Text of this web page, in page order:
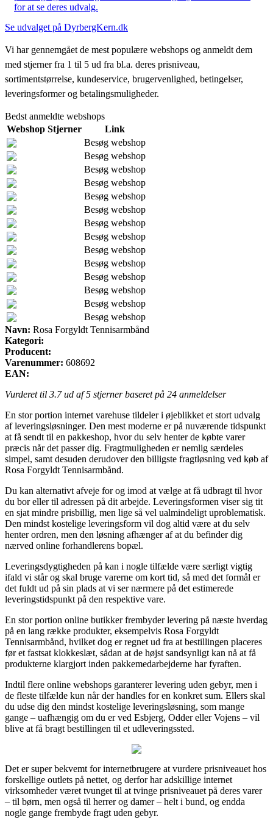
for at se deres udvalg.
Se udvalget på DyrbergKern.dk
Vi har gennemgået de mest populære webshops og anmeldt dem
med stjerner fra 1 til 5 ud fra bl.a. deres prisniveau,
sortimentstørrelse, kundeservice, brugervenlighed, betingelser,
leveringsformer og betalingsmuligheder.
Bedst anmeldte webshops
Webshop Stjerner
Link
Besøg webshop
Besøg webshop
Besøg webshop
Besøg webshop
Besøg webshop
Besøg webshop
Besøg webshop
Besøg webshop
Besøg webshop
Besøg webshop
Besøg webshop
Besøg webshop
Besøg webshop
Besøg webshop
Navn: Rosa Forgyldt Tennisarmbånd
Kategori:
Producent:
Varenummer: 608692
EAN:
Vurderet til 3.7ud af 5 stjerner baseret på 24 anmeldelser
En stor portion internet varehuse tildeler i øjeblikket et stort udvalg
af leveringsløsninger. Den mest moderne er på nuværende tidspunkt
at få sendt til en pakkeshop, hvor du selv henter de købte varer
præcis når det passer dig. Fragtmuligheden er nemlig særdeles
simpel, samt desuden derudover den billigste fragtløsning ved køb af
Rosa Forgyldt Tennisarmbånd.
Du kan alternativt afveje for og imod at vælge at få udbragt til hvor
du bor eller til adressen på dit arbejde. Leveringsformen viser sig tit
en sjat mindre prisbillig, men lige så vel ualmindeligt uproblematisk.
Den mindst kostelige leveringsform vil dog altid være at du selv
henter ordren, men den løsning afhænger af at du befinder dig
nærved online forhandlerens bopæl.
Leveringsdygtigheden på kan i nogle tilfælde være særligt vigtig
ifald vi står og skal bruge varerne om kort tid, så med det formål er
det fuldt ud på sin plads at vi ser nærmere på det estimerede
leveringstidspunkt på den respektive vare.
En stor portion online butikker frembyder levering på næste hverdag
på en lang række produkter, eksempelvis Rosa Forgyldt
Tennisarmbånd, hvilket dog er regnet ud fra at bestillingen placeres
før et fastsat klokkeslæt, sådan at de højst sandsynligt kan nå at få
produkterne klargjort inden pakkemedarbejderne har fyraften.
Indtil flere online webshops garanterer levering uden gebyr, men i
de fleste tilfælde kun når der handles for en konkret sum. Ellers skal
du udse dig den mindst kostelige leveringsløsning, som mange
gange – uafhængig om du er ved Esbjerg, Odder eller Vojens – vil
blive at få bragt bestillingen til et udleveringssted.
Det er super bekvemt for internetbrugere at vurdere prisniveauet hos
forskellige outlets på nettet, og derfor har adskillige internet
virksomheder været tvunget til at tvinge prisniveauet på deres varer
– til børn, men også til herrer og damer – helt i bund, og endda
nogle gange frembyde fragt uden gebyr.